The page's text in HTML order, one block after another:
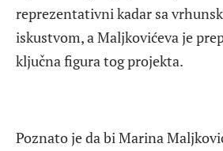
reprezentativni kadar sa
iskustvom, a Maljkovićeva je
ključna figura tog projekta.
Poznato je da bi Marina